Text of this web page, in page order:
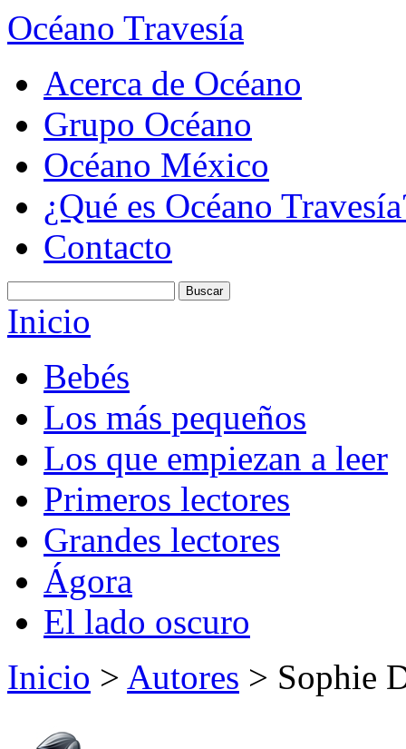
Océano Travesía
Acerca de Océano
Grupo Océano
Océano México
¿Qué es Océano
Contacto
Inicio
Bebés
Los más pequeños
Los que empiezan a leer
Primeros lectores
Grandes lectores
Ágora
El lado oscuro
Inicio > Autores > Sophie